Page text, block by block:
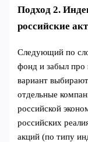
Подход 2.
российские
Следующий по
фонд и забыл про
вариант
отдельные
российской
российских
акций (по типу